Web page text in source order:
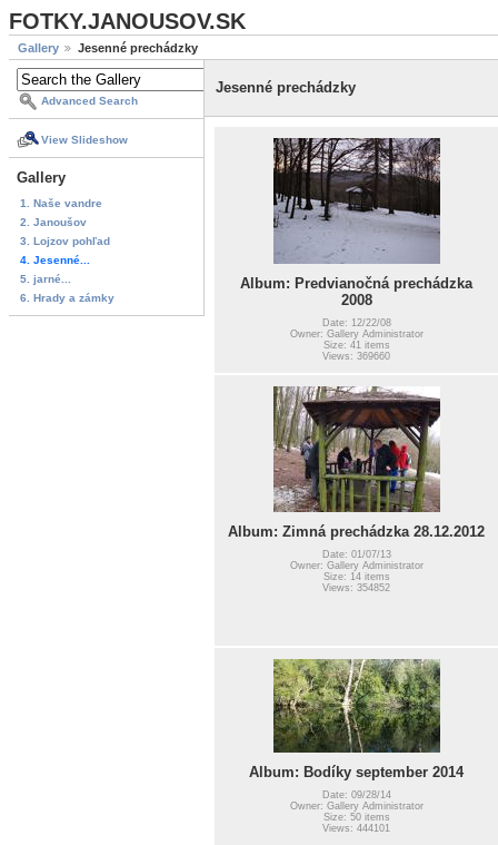
FOTKY.JANOUSOV.SK
Gallery Jesenné prechádzky
Advanced Search
View Slideshow
Gallery
1. Naše vandre
2. Janoušov
3. Lojzov pohľad
4. Jesenné...
5. jarné...
6. Hrady a zámky
Jesenné prechádzky
Album: Predvianočná prechádzka
2008
Date: 12/22/08
Owner: Gallery Administrator
Size: 41 items
Views: 369660
Album: Zimná prechádzka 28.12.2012
Date: 01/07/13
Owner: Gallery Administrator
Size: 14 items
Views: 354852
Album: Bodíky september 2014
Date: 09/28/14
Owner: Gallery Administrator
Size: 50 items
Views: 444101